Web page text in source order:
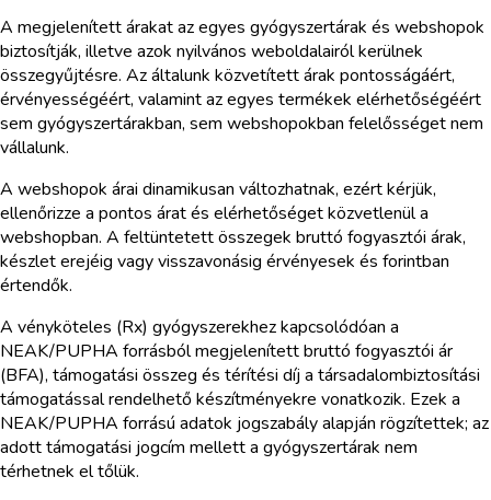
A megjelenített árakat az egyes gyógyszertárak és webshopok
biztosítják, illetve azok nyilvános weboldalairól kerülnek
összegyűjtésre. Az általunk közvetített árak pontosságáért,
érvényességéért, valamint az egyes termékek elérhetőségéért
sem gyógyszertárakban, sem webshopokban felelősséget nem
vállalunk.
A webshopok árai dinamikusan változhatnak, ezért kérjük,
ellenőrizze a pontos árat és elérhetőséget közvetlenül a
webshopban. A feltüntetett összegek bruttó fogyasztói árak,
készlet erejéig vagy visszavonásig érvényesek és forintban
értendők.
A vényköteles (Rx) gyógyszerekhez kapcsolódóan a
NEAK/PUPHA forrásból megjelenített bruttó fogyasztói ár
(BFA), támogatási összeg és térítési díj a társadalombiztosítási
támogatással rendelhető készítményekre vonatkozik. Ezek a
NEAK/PUPHA forrású adatok jogszabály alapján rögzítettek; az
adott támogatási jogcím mellett a gyógyszertárak nem
térhetnek el tőlük.